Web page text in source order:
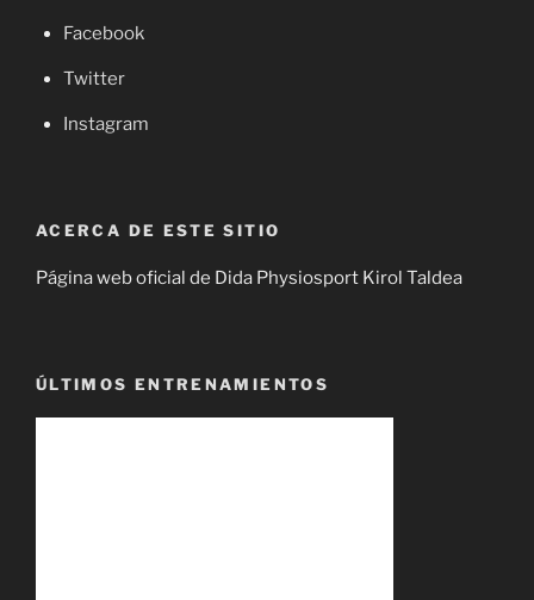
Facebook
Twitter
Instagram
ACERCA DE ESTE SITIO
Página web oficial de Dida Physiosport Kirol Taldea
ÚLTIMOS ENTRENAMIENTOS